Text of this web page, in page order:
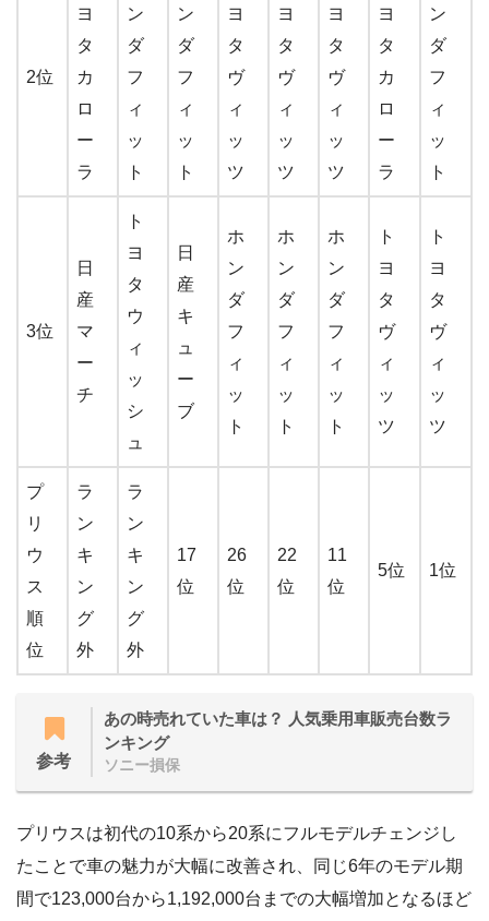
2位
ヨ
タ
カ
ロ
ー
ラ
ン
ダ
フ
ィ
ッ
ト
ン
ダ
フ
ィ
ッ
ト
ヨ
タ
ヴ
ィ
ッ
ツ
ヨ
タ
ヴ
ィ
ッ
ツ
ヨ
タ
ヴ
ィ
ッ
ツ
ヨ
タ
カ
ロ
ー
ラ
ン
ダ
フ
ィ
ッ
ト
3位
日
産
マ
ー
チ
ト
ヨ
タ
ウ
ィ
ッ
シ
ュ
日
産
キ
ュ
ー
ブ
ホ
ン
ダ
フ
ィ
ッ
ト
ホ
ン
ダ
フ
ィ
ッ
ト
ホ
ン
ダ
フ
ィ
ッ
ト
ト
ヨ
タ
ヴ
ィ
ッ
ツ
ト
ヨ
タ
ヴ
ィ
ッ
ツ
プ
リ
ウ
ス
順
位
ラ
ン
キ
ン
グ
外
ラ
ン
キ
ン
グ
外
17
位
26
位
22
位
11
位
5位 1位
参考
あの時売れていた車は？ 人気乗用車販売台数ラ
ンキング
ソニー損保
プリウスは初代の10系から20系にフルモデルチェンジし
たことで車の魅力が大幅に改善され、同じ6年のモデル期
間で123,000台から1,192,000台までの大幅増加となるほど